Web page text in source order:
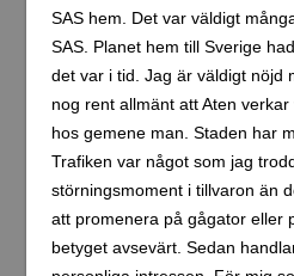
SAS hem. Det var väldigt
SAS. Planet hem till Sverige
det var i tid. Jag är väldigt nöjd
nog rent allmänt att Aten
hos gemene man. Staden har
Trafiken var något som jag
störningsmoment i tillvaron än
att promenera på gågator eller
betyget avsevärt. Sedan